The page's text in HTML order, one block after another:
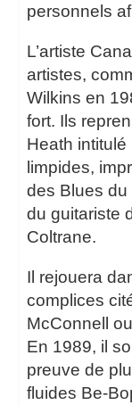
personnels
L’artiste
artistes,
Wilkins en
fort. Ils
Heath intitulé
limpides,
des Blues du
du guitariste
Coltrane.
Il rejouera
complices
McConnell
En 1989, il
preuve de
fluides Be-